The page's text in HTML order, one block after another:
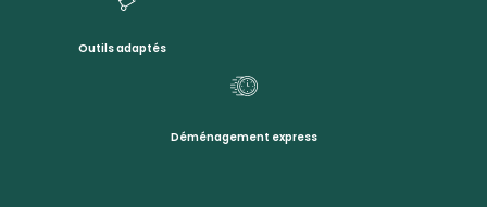
Outils adaptés
Déménagement express